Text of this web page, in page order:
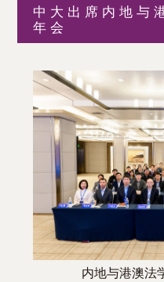
（内
区）
中大出席内地与
年会
内地与港澳法